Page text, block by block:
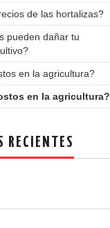
de las hortalizas?
pueden dañar tu
en la agricultura?
en la agricultura?
RECIENTES